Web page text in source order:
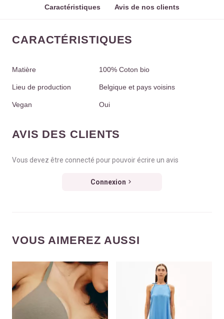
Caractéristiques Avis de nos clients
CARACTÉRISTIQUES
Matière 100% Coton bio
Lieu de production Belgique et pays voisins
Vegan Oui
AVIS DES CLIENTS
Vous devez être connecté pour pouvoir écrire un avis
Connexion
VOUS AIMEREZ AUSSI